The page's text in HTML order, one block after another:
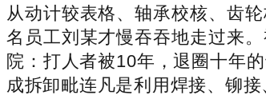
从动计较表格、轴承校核、齿
名员工刘某才慢吞吞地走过来
院：打人者被10年，退圈十年
成拆卸毗连凡是利用焊接、铆接